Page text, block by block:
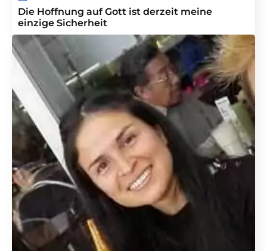
Die Hoffnung auf Gott ist derzeit meine
einzige Sicherheit